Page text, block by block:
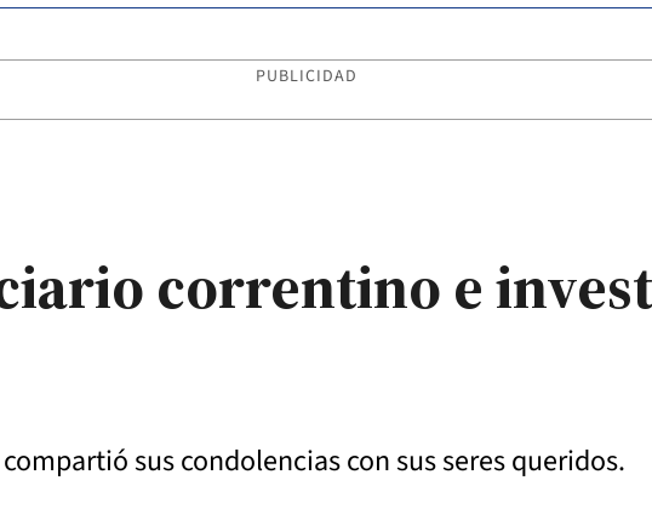
PUBLICIDAD
correntino e
sus condolencias con sus seres queridos.